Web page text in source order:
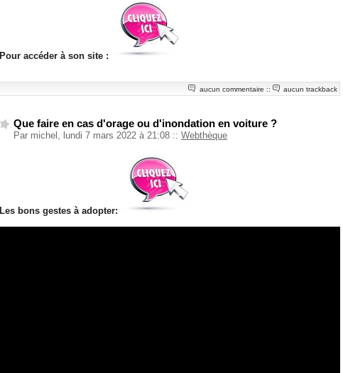
Pour accéder à son site :
aucun commentaire :: aucun trackback
Que faire en cas d'orage ou d'inondation en voiture ?
Par michel, lundi 7 mars 2022 à 21:08 :: Webthèque
Les bons gestes à adopter: